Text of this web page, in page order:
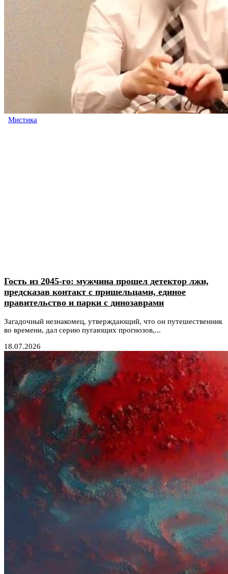
Мистика
Гость из 2045-го: мужчина прошел детектор лжи,
предсказав контакт с пришельцами, единое
правительство и парки с динозаврами
Загадочный незнакомец, утверждающий, что он путешественник
во времени, дал серию пугающих прогнозов,...
18.07.2026